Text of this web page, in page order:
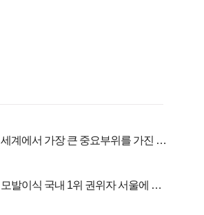
세계에서 가장 큰 중요부위를 가진 남
모발이식 국내 1위 권위자 서울에 있